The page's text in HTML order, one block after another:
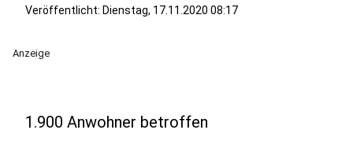
Veröffentlicht: Dienstag, 17.11.2020 08:17
Anzeige
1.900 Anwohner betroffen